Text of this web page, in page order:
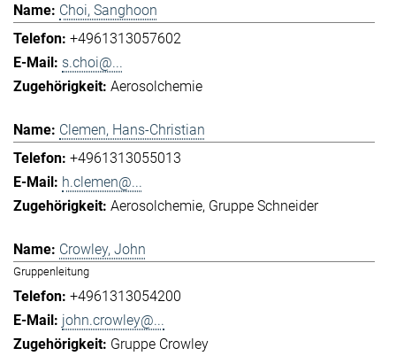
Choi, Sanghoon
+4961313057602
s.choi@...
Aerosolchemie
Clemen, Hans-Christian
+4961313055013
h.clemen@...
Aerosolchemie Gruppe Schneider
Crowley, John
Gruppenleitung
+4961313054200
john.crowley@...
Gruppe Crowley